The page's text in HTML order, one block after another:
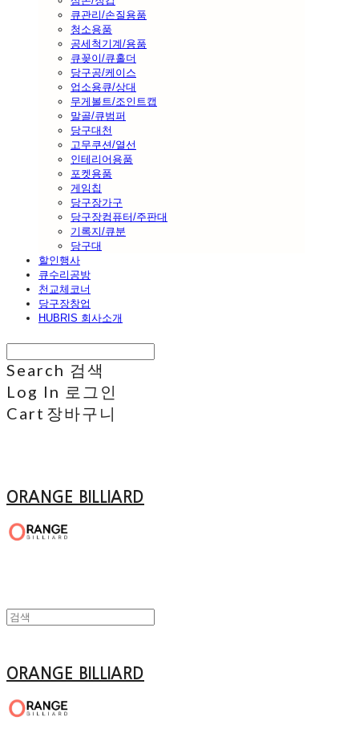
큐관리/손질용품
청소용품
공세척기계/용품
큐꽂이/큐홀더
당구공/케이스
업소용큐/상대
무게볼트/조인트캡
말골/큐범퍼
당구대천
고무쿠션/열선
인테리어용품
포켓용품
게임칩
당구장가구
당구장컴퓨터/주판대
기록지/큐분
당구대
할인행사
큐수리공방
천교체코너
당구장창업
HUBRIS 회사소개
Search 검색
Log In 로그인
Cart 장바구니
ORANGE BILLIARD
ORANGE BILLIARD